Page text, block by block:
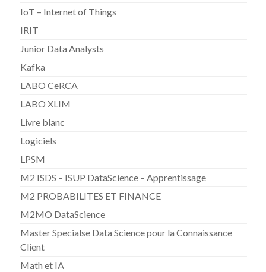
IoT – Internet of Things
IRIT
Junior Data Analysts
Kafka
LABO CeRCA
LABO XLIM
Livre blanc
Logiciels
LPSM
M2 ISDS – ISUP DataScience – Apprentissage
M2 PROBABILITES ET FINANCE
M2MO DataScience
Master Specialse Data Science pour la Connaissance
Client
Math et IA